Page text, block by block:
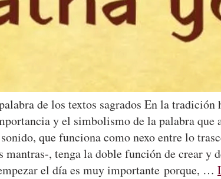
de los textos sagrados En la
y el simbolismo de la palabra
que funciona como nexo entre lo
mantras-, tenga la doble función de crear
el día es muy importante porque, …